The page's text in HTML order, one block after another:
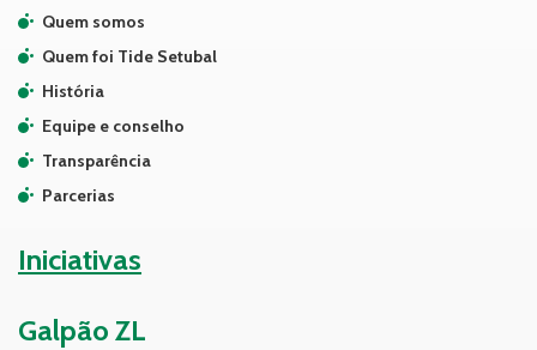
Quem somos
Quem foi Tide Setubal
História
Equipe e conselho
Transparência
Parcerias
Iniciativas
Galpão ZL